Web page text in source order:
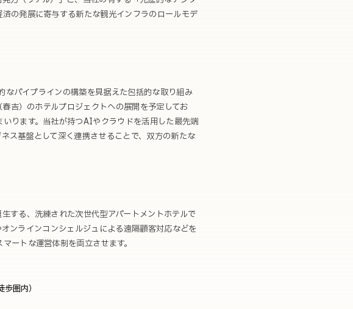
の発展に寄与する新たな観光インフラのロールモデ
なパイプラインの構築を見据えた包括的な取り組み
吉）のホテルプロジェクトへの展開を予定してお
ります。当社が持つAIやクラウドを活用した最先端
ス基盤として深く連携させることで、双方の新たな
する、洗練された次世代型アパートメントホテルで
ンラインコンシェルジュによる遠隔顧客対応などを
ートな運営体制を両立させます。
圏内）